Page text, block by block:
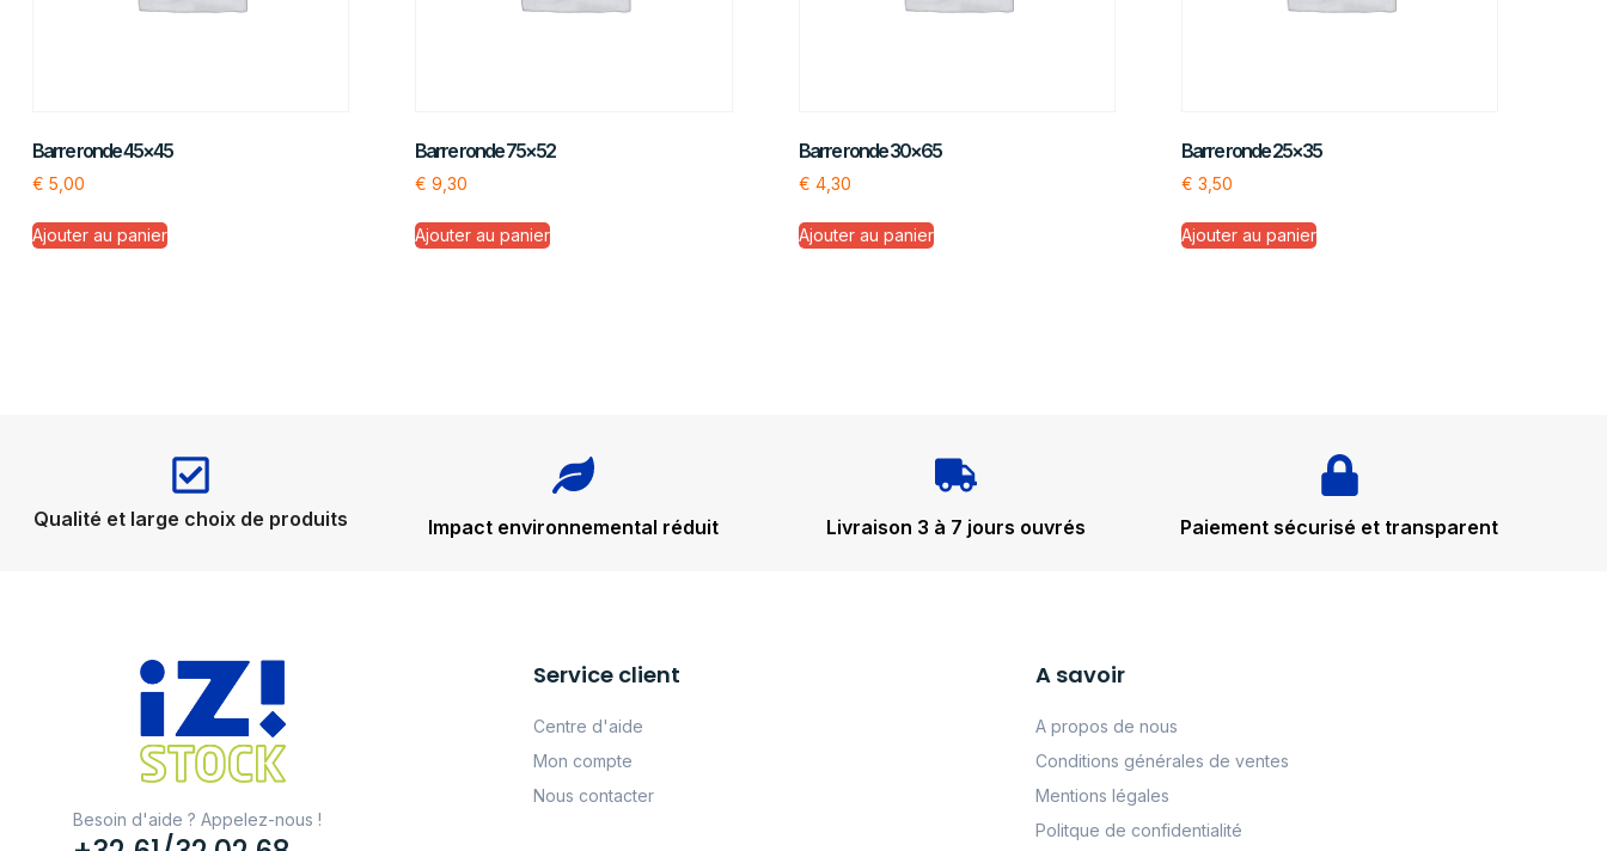
Barre ronde 45×45
€ 5,00
Ajouter au panier
Barre ronde 75×52
€ 9,30
Ajouter au panier
Barre ronde 30×65
€ 4,30
Ajouter au panier
Barre ronde 25×35
€ 3,50
Ajouter au panier
Qualité et large choix de produits Impact environnemental réduit Livraison 3 à 7 jours ouvrés Paiement sécurisé et transparent
Besoin d'aide ? Appelez-nous !
Service client
Centre d'aide
Mon compte
Nous contacter
A savoir
A propos de nous
Conditions générales de ventes
Mentions légales
Politque de confidentialité